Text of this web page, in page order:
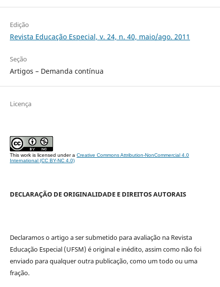
Edição
Revista Educação Especial, v. 24, n. 40, maio/ago. 2011
Seção
Artigos – Demanda contínua
Licença
This work is licensed under a Creative Commons Attribution-NonCommercial 4.0
International (CC BY-NC 4.0)
DECLARAÇÃO DE ORIGINALIDADE E DIREITOS AUTORAIS
Declaramos o artigo a ser submetido para avaliação na Revista
Educação Especial (UFSM) é original e inédito, assim como não foi
enviado para qualquer outra publicação, como um todo ou uma
fração.